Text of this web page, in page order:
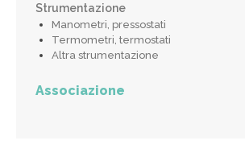
Strumentazione
Manometri, pressostati
Termometri, termostati
Altra strumentazione
Associazione